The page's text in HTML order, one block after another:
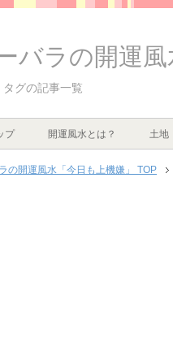
バラの開運
タグの記事一覧
プ 開運風水とは？ 土地
の開運風水「今日も上機嫌」 TOP